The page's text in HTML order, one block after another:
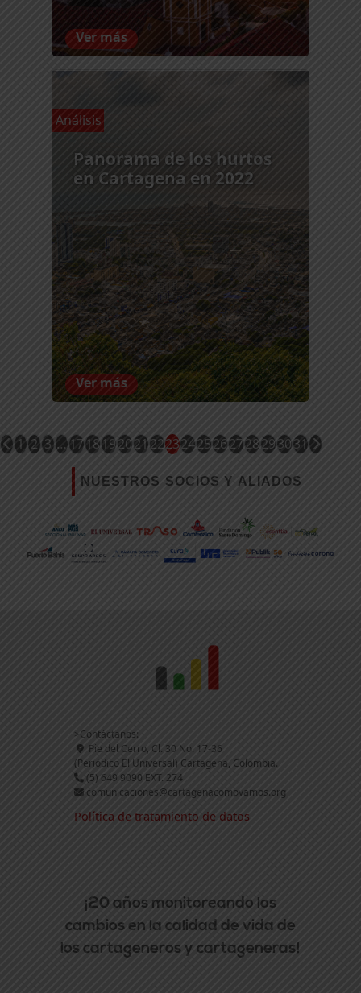
Ver más
Análisis
Panorama de los hurtos
en Cartagena en 2022
Ver más
1 2 3 …171819202122232425262728293031
NUESTROS SOCIOS Y ALIADOS
>Contáctanos:
Pie del Cerro, Cl. 30 No. 17-36
(Periódico El Universal) Cartagena, Colombia.
(5) 649 9090 EXT. 274
comunicaciones@cartagenacomovamos.org
Política de tratamiento de datos
¡20 años monitoreando los
cambios en la calidad de vida de
los cartageneros y cartageneras!